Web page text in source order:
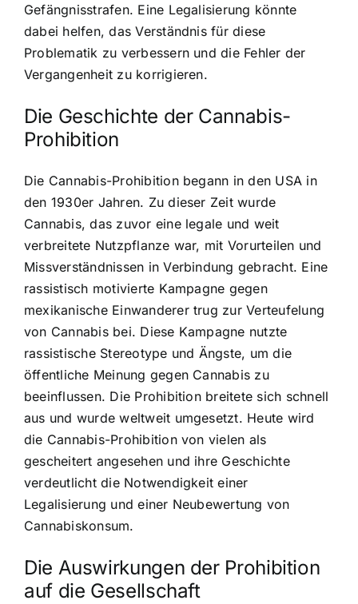
Gefängnisstrafen. Eine Legalisierung könnte
dabei helfen, das Verständnis für diese
Problematik zu verbessern und die Fehler der
Vergangenheit zu korrigieren.
Die Geschichte der Cannabis-
Prohibition
Die Cannabis-Prohibition begann in den USA in
den 1930er Jahren. Zu dieser Zeit wurde
Cannabis, das zuvor eine legale und weit
verbreitete Nutzpflanze war, mit Vorurteilen und
Missverständnissen in Verbindung gebracht. Eine
rassistisch motivierte Kampagne gegen
mexikanische Einwanderer trug zur Verteufelung
von Cannabis bei. Diese Kampagne nutzte
rassistische Stereotype und Ängste, um die
öffentliche Meinung gegen Cannabis zu
beeinflussen. Die Prohibition breitete sich schnell
aus und wurde weltweit umgesetzt. Heute wird
die Cannabis-Prohibition von vielen als
gescheitert angesehen und ihre Geschichte
verdeutlicht die Notwendigkeit einer
Legalisierung und einer Neubewertung von
Cannabiskonsum.
Die Auswirkungen der Prohibition
auf die Gesellschaft